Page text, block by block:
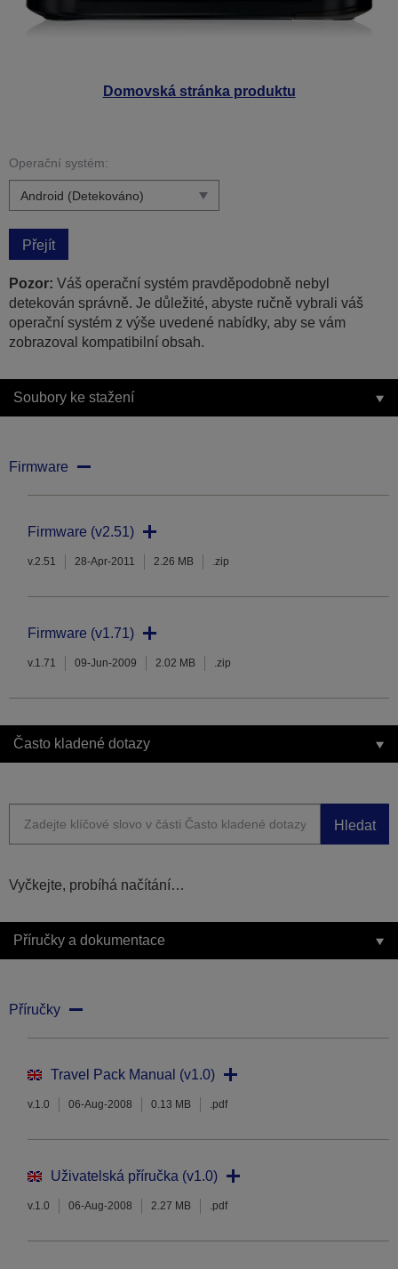
Domovská stránka produktu
Operační systém:
Přejít
Pozor: Váš operační systém pravděpodobně nebyl
detekován správně. Je důležité, abyste ručně vybrali váš
operační systém z výše uvedené nabídky, aby se vám
zobrazoval kompatibilní obsah.
Soubory ke stažení
Firmware
Firmware (v2.51)
v.2.51 28-Apr-2011 2.26 MB .zip
Firmware (v1.71)
v.1.71 09-Jun-2009 2.02 MB .zip
Často kladené dotazy
Hledat
Vyčkejte, probíhá načítání…
Příručky a dokumentace
Příručky
Travel Pack Manual (v1.0)
v.1.0 06-Aug-2008 0.13 MB .pdf
Uživatelská příručka (v1.0)
v.1.0 06-Aug-2008 2.27 MB .pdf